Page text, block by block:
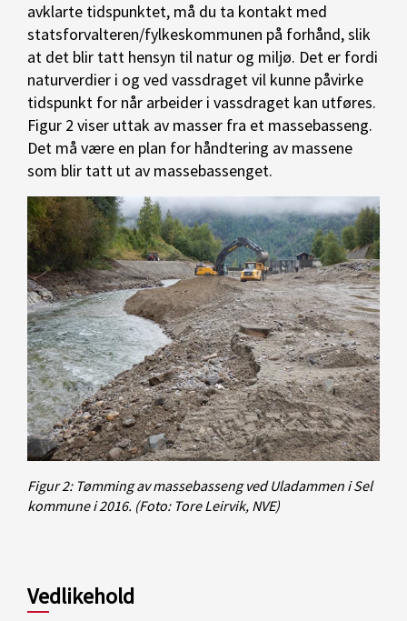
avklarte tidspunktet, må du ta kontakt med
statsforvalteren/fylkeskommunen på forhånd, slik
at det blir tatt hensyn til natur og miljø. Det er fordi
naturverdier i og ved vassdraget vil kunne påvirke
tidspunkt for når arbeider i vassdraget kan utføres.
Figur 2 viser uttak av masser fra et massebasseng.
Det må være en plan for håndtering av massene
som blir tatt ut av massebassenget.
Figur 2: Tømming av massebasseng ved Uladammen i Sel
kommune i 2016. (Foto: Tore Leirvik, NVE)
Vedlikehold